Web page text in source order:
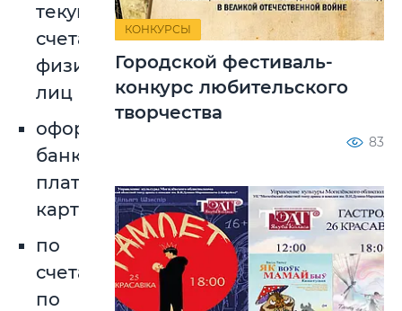
текущим
счетам
физических
лиц
оформление
банковских
платежных
карточек
по
счетам
по
КОНКУРСЫ
Городской фестиваль-
конкурс любительского
творчества
83